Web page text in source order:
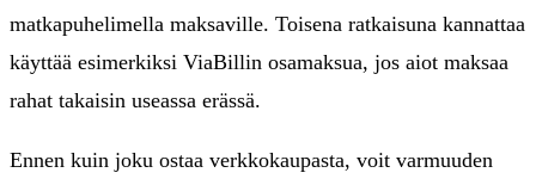
matkapuhelimella maksaville. Toisena ratkaisuna kannattaa
käyttää esimerkiksi ViaBillin osamaksua, jos aiot maksaa
rahat takaisin useassa erässä.
Ennen kuin joku ostaa verkkokaupasta, voit varmuuden